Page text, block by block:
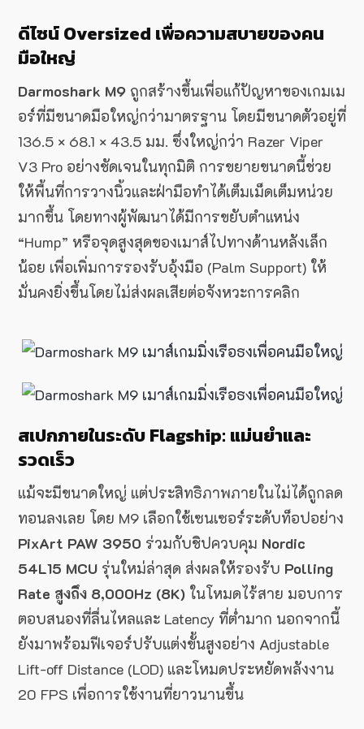
ดีไซน์ Oversized เพื่อความสบายของคน
มือใหญ่
Darmoshark M9 ถูกสร้างขึ้นเพื่อแก้ปัญหาของเกมเม
อร์ที่มีขนาดมือใหญ่กว่ามาตรฐาน โดยมีขนาดตัวอยู่ที่
136.5 × 68.1 × 43.5 มม. ซึ่งใหญ่กว่า Razer Viper
V3 Pro อย่างชัดเจนในทุกมิติ การขยายขนาดนี้ช่วย
ให้พื้นที่การวางนิ้วและฝ่ามือทำได้เต็มเม็ดเต็มหน่วย
มากขึ้น โดยทางผู้พัฒนาได้มีการขยับตำแหน่ง
“Hump” หรือจุดสูงสุดของเมาส์ไปทางด้านหลังเล็ก
น้อย เพื่อเพิ่มการรองรับอุ้งมือ (Palm Support) ให้
มั่นคงยิ่งขึ้นโดยไม่ส่งผลเสียต่อจังหวะการคลิก
สเปกภายในระดับ Flagship: แม่นยำและ
รวดเร็ว
แม้จะมีขนาดใหญ่ แต่ประสิทธิภาพภายในไม่ได้ถูกลด
ทอนลงเลย โดย M9 เลือกใช้เซนเซอร์ระดับท็อปอย่าง
PixArt PAW 3950 ร่วมกับชิปควบคุม Nordic
54L15 MCU รุ่นใหม่ล่าสุด ส่งผลให้รองรับ Polling
Rate สูงถึง 8,000Hz (8K) ในโหมดไร้สาย มอบการ
ตอบสนองที่ลื่นไหลและ Latency ที่ต่ำมาก นอกจากนี้
ยังมาพร้อมฟีเจอร์ปรับแต่งขั้นสูงอย่าง Adjustable
Lift-off Distance (LOD) และโหมดประหยัดพลังงาน
20 FPS เพื่อการใช้งานที่ยาวนานขึ้น